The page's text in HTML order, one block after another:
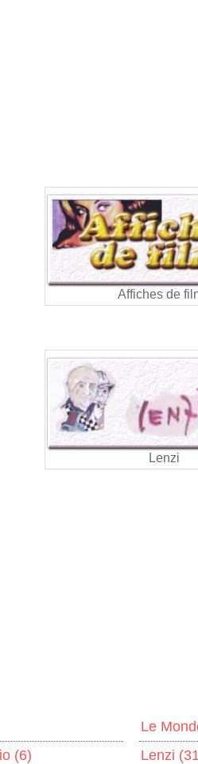
Affiches de
Lenzi
(6)
Le
Lenzi